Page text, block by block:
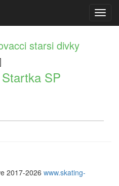
starsi divky
Startka SP
2017-2026 www.skating-